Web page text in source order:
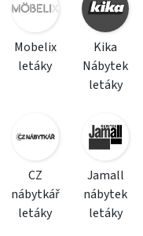
Mobelix
letáky
Kika
Nábytek
letáky
CZ
nábytkář
letáky
Jamall
nábytek
letáky